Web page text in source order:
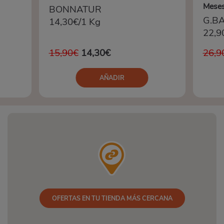
BONNATUR
14,30€/1 Kg
15,90€14,30€
AÑADIR
OFERTAS EN TU TIENDA MÁS CERCANA